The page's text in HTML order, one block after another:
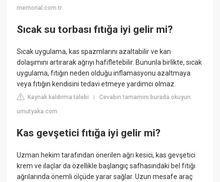
memorial.com.tr
Sıcak su torbası fıtığa iyi gelir mi?
Sıcak uygulama, kas spazmlarını azaltabilir ve kan
dolaşımını artırarak ağrıyı hafifletebilir. Bununla birlikte, sıcak
uygulama, fıtığın neden olduğu inflamasyonu azaltmaya
veya fıtığın kendisini tedavi etmeye yardımcı olmaz.
Kaynak kaldırma talebi |Cevabın tamamını burada okuyun:
umutyaka.com
Kas gevşetici fıtığa iyi gelir mi?
Uzman hekim tarafından önerilen ağrı kesici, kas gevşetici
krem ve ilaçlar da özellikle başlangıç safhasındaki bel fıtığı
ağrılarında önemli ölçüde yarar sağlar. Uzun mesafe araç